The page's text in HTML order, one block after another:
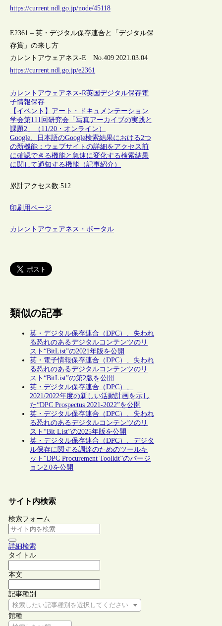
https://current.ndl.go.jp/node/45118
E2361 – 英・デジタル保存連合と「デジタル保
存賞」の来し方
カレントアウェアネス-E No.409 2021.03.04
https://current.ndl.go.jp/e2361
カレントアウェアネス-R英国デジタル保存電
子情報保存
【イベント】アート・ドキュメンテーション
学会第111回研究会「写真アーカイブの実践と
課題2」（11/20・オンライン）
Google、日本語のGoogle検索結果における2つ
の新機能：ウェブサイトの詳細をアクセス前
に確認できる機能と急速に変化する検索結果
に関して通知する機能（記事紹介）
累計アクセス数:512
印刷用ページ
カレントアウェアネス・ポータル
類似の記事
英・デジタル保存連合（DPC）、失われ
る恐れのあるデジタルコンテンツのリ
スト“BitList”の2021年版を公開
英・電子情報保存連合（DPC）、失われ
る恐れのあるデジタルコンテンツのリ
スト“BitList”の第2版を公開
英・デジタル保存連合（DPC）、
2021/2022年度の新しい活動計画を示し
た“DPC Prospectus 2021-2022”を公開
英・デジタル保存連合（DPC）、失われ
る恐れのあるデジタルコンテンツのリ
スト“Bit List”の2025年版を公開
英・デジタル保存連合（DPC）、デジタ
ル保存に関する調達のためのツールキ
ット“DPC Procurement Toolkit”のバージ
ョン2.0を公開
サイト内検索
検索フォーム
詳細検索
タイトル
本文
記事種別
検索したい記事種別を選択してください
館種